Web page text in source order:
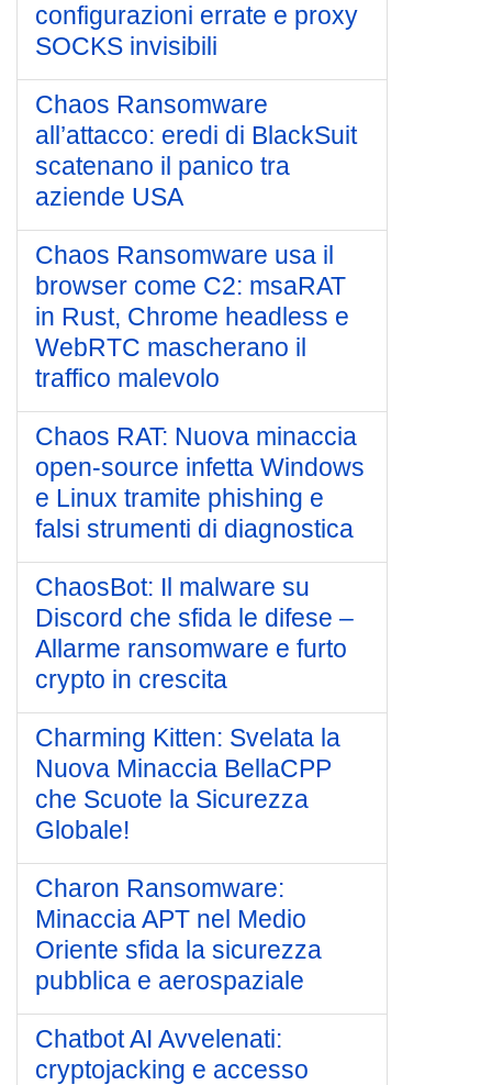
configurazioni errate e proxy
SOCKS invisibili
Chaos Ransomware
all’attacco: eredi di BlackSuit
scatenano il panico tra
aziende USA
Chaos Ransomware usa il
browser come C2: msaRAT
in Rust, Chrome headless e
WebRTC mascherano il
traffico malevolo
Chaos RAT: Nuova minaccia
open-source infetta Windows
e Linux tramite phishing e
falsi strumenti di diagnostica
ChaosBot: Il malware su
Discord che sfida le difese –
Allarme ransomware e furto
crypto in crescita
Charming Kitten: Svelata la
Nuova Minaccia BellaCPP
che Scuote la Sicurezza
Globale!
Charon Ransomware:
Minaccia APT nel Medio
Oriente sfida la sicurezza
pubblica e aerospaziale
Chatbot AI Avvelenati:
cryptojacking e accesso